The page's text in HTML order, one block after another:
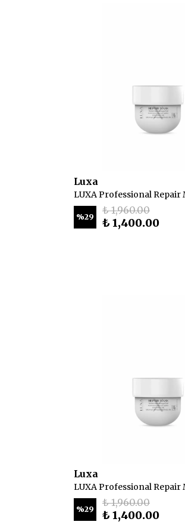
Luxa
LUXA Professional Repair
%29
₺ 1,960.00
₺ 1,400.00
Luxa
LUXA Professional Repair
%29
₺ 1,960.00
₺ 1,400.00